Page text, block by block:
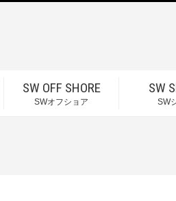
SW OFF SHORE
SWオフショア
SW
SW